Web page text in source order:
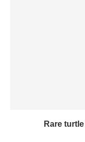
Rare